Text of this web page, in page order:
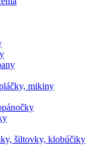
mikiny
šiltovky, klobúčiky